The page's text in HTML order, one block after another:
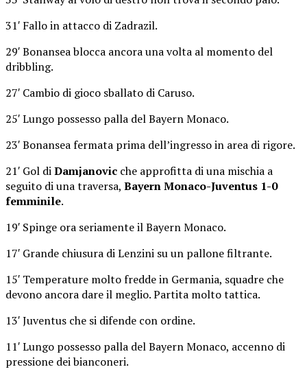
31′ Fallo in attacco di Zadrazil.
29′ Bonansea blocca ancora una volta al momento del
dribbling.
27′ Cambio di gioco sballato di Caruso.
25′ Lungo possesso palla del Bayern Monaco.
23′ Bonansea fermata prima dell’ingresso in area di rigore.
21′ Gol diDamjanovic che approfitta di una mischia a
seguito di una traversa, Bayern Monaco-Juventus 1-0
femminile.
19′ Spinge ora seriamente il Bayern Monaco.
17′ Grande chiusura di Lenzini su un pallone filtrante.
15′ Temperature molto fredde in Germania, squadre che
devono ancora dare il meglio. Partita molto tattica.
13′ Juventus che si difende con ordine.
11′ Lungo possesso palla del Bayern Monaco, accenno di
pressione dei bianconeri.